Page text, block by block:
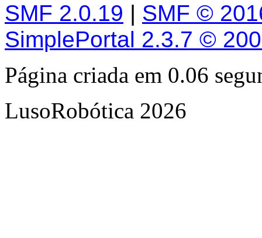
SMF 2.0.19 | SMF ©
SimplePortal 2.3.7 ©
Página criada em 0.06
LusoRobótica 2026